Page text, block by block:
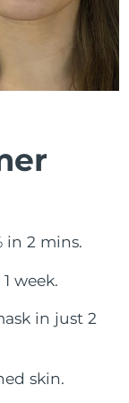
in 2 mins.
week.
in just 2
skin.
Lieferung8/9/26
8/12/26
8/12/26